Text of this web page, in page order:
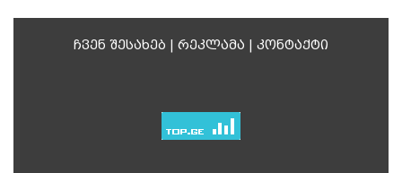
ჩვენ შესახებ რეკლამა კონტაქტი